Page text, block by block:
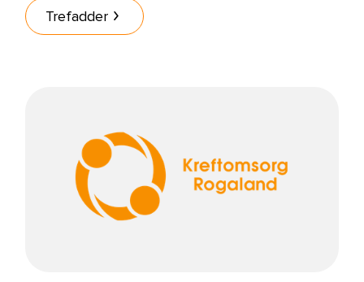
Trefadder